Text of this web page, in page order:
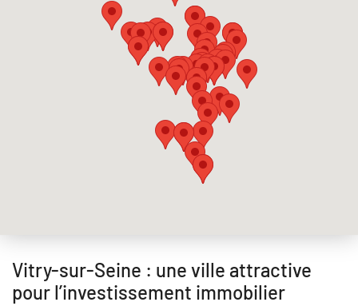
Vitry-sur-Seine : une ville attractive
pour l’investissement immobilier